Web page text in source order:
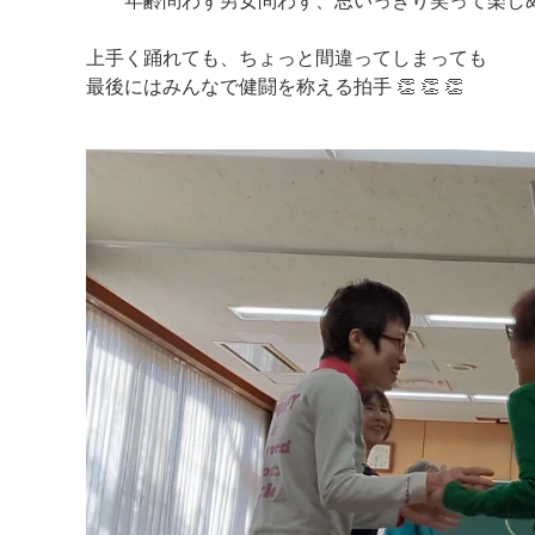
上手く踊れても、ちょっと間違ってしまっても
最後にはみんなで健闘を称える拍手 👏 👏 👏